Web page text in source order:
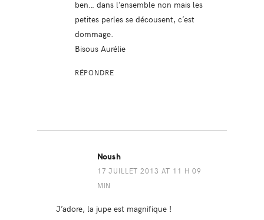
ben… dans l’ensemble non mais les
petites perles se décousent, c’est
dommage.
Bisous Aurélie
RÉPONDRE
Noush
17 JUILLET 2013 AT 11 H 09
MIN
J’adore, la jupe est magnifique !